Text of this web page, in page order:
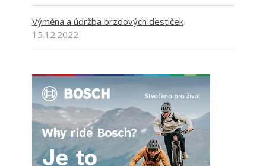
Výměna a údržba brzdových destiček
15.12.2022